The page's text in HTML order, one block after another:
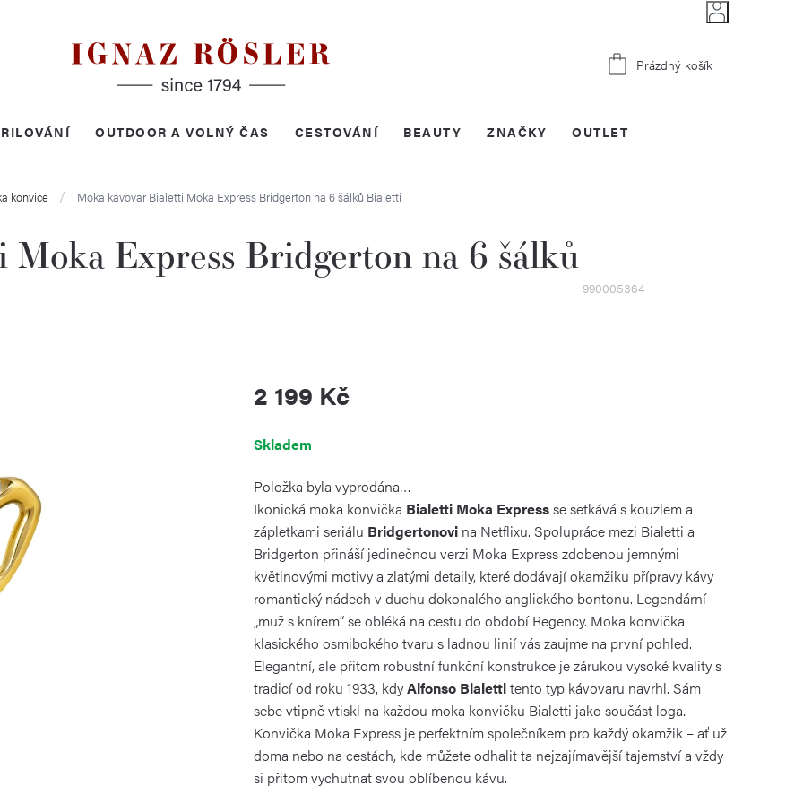
Nákupní
Prázdný košík
OUTDOOR A VOLNÝ ČAS CESTOVÁNÍ BEAUTY OUTLET
ZNAČKY
konvice Moka kávovar Bialetti Moka Express Bridgerton na 6 šálků Bialetti
Express Bridgerton na 6 šálků
990005364
2 199 Kč
cena:
Skladem
Položka byla vyprodána…
Ikonická moka konvička Bialetti Moka Expressse setkává s kouzlem a
zápletkami seriálu Bridgertonovi na Netflixu. Spolupráce mezi Bialetti a
Bridgerton přináší jedinečnou verzi Moka Express zdobenou jemnými
květinovými motivy a zlatými detaily, které dodávají okamžiku přípravy kávy
romantický nádech v duchu dokonalého anglického bontonu. Legendární
„muž s knírem“ se obléká na cestu do období Regency. Moka konvička
klasického osmibokého tvaru s ladnou linií vás zaujme na první pohled.
Elegantní, ale přitom robustní funkční konstrukce je zárukou vysoké kvality s
tradicí od roku 1933, kdyAlfonso Bialettitento typ kávovaru navrhl. Sám
sebe vtipně vtiskl na každou moka konvičku Bialetti jako součást loga.
Konvička Moka Express je perfektním společníkem pro každý okamžik – ať už
doma nebo na cestách, kde můžete odhalit ta nejzajímavější tajemství a vždy
si přitom vychutnat svou oblíbenou kávu.